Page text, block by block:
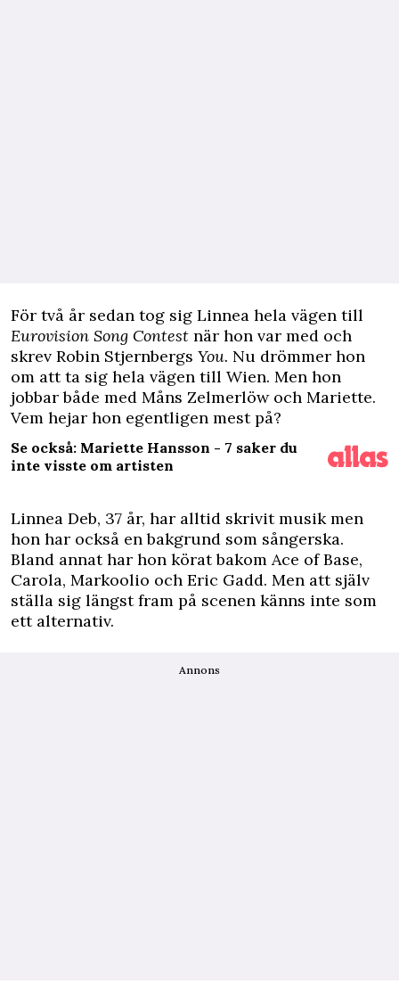
För två år sedan tog sig Linnea hela vägen till
Eurovision Song Contest när hon var med och
skrev Robin Stjernbergs You. Nu drömmer hon
om att ta sig hela vägen till Wien. Men hon
jobbar både med Måns Zelmerlöw och Mariette.
Vem hejar hon egentligen mest på?
Se också: Mariette Hansson - 7 saker du
inte visste om artisten
Linnea Deb, 37 år, har alltid skrivit musik men
hon har också en bakgrund som sångerska.
Bland annat har hon körat bakom Ace of Base,
Carola, Markoolio och Eric Gadd. Men att själv
ställa sig längst fram på scenen känns inte som
ett alternativ.
Annons